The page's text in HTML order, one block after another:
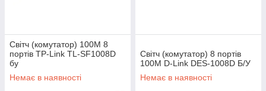
Світч (комутатор) 100M 8
портів TP-Link TL-SF1008D
бу
Немає в наявності
Світч (комутатор) 8 портів
100M D-Link DES-1008D Б/У
Немає в наявності